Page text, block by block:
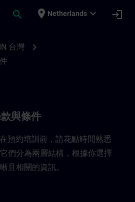
search place Netherlands expand_more login
台灣 chevron_right
與條件
預約培訓前，請花點時間熟悉
們分為兩層結構，根據你選擇
且相關的資訊。